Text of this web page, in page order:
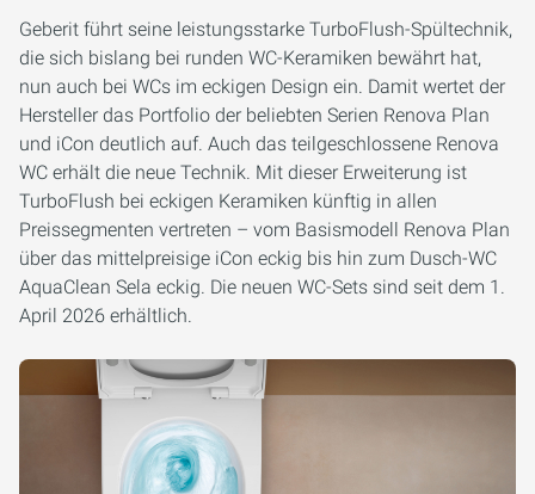
Geberit führt seine leistungsstarke TurboFlush-Spültechnik,
die sich bislang bei runden WC-Keramiken bewährt hat,
nun auch bei WCs im eckigen Design ein. Damit wertet der
Hersteller das Portfolio der beliebten Serien Renova Plan
und iCon deutlich auf. Auch das teilgeschlossene Renova
WC erhält die neue Technik. Mit dieser Erweiterung ist
TurboFlush bei eckigen Keramiken künftig in allen
Preissegmenten vertreten – vom Basismodell Renova Plan
über das mittelpreisige iCon eckig bis hin zum Dusch-WC
AquaClean Sela eckig. Die neuen WC-Sets sind seit dem 1.
April 2026 erhältlich.